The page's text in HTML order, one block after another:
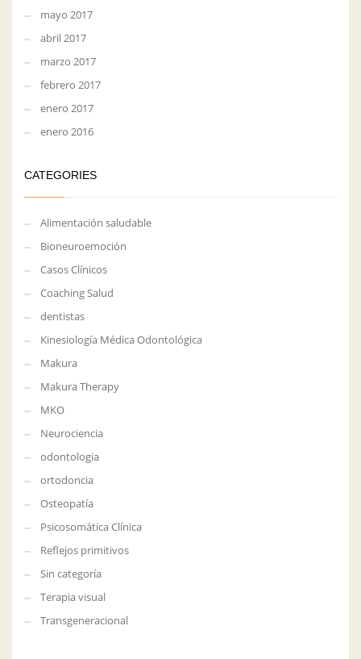
mayo 2017
abril 2017
marzo 2017
febrero 2017
enero 2017
enero 2016
CATEGORIES
Alimentación saludable
Bioneuroemoción
Casos Clínicos
Coaching Salud
dentistas
Kinesiología Médica Odontológica
Makura
Makura Therapy
MKO
Neurociencia
odontologia
ortodoncia
Osteopatía
Psicosomática Clínica
Reflejos primitivos
Sin categoría
Terapia visual
Transgeneracional